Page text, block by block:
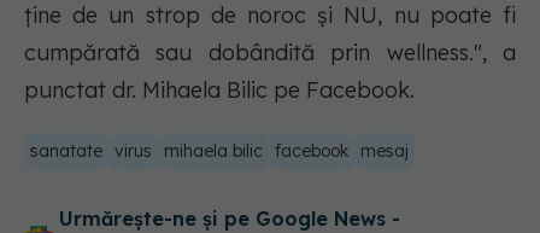
ține de un strop de noroc și NU, nu poate fi
cumpărată sau dobândită prin wellness.", a
punctat dr. Mihaela Bilic pe Facebook.
sanatate virus mihaela bilic facebook mesaj
Urmărește-ne și pe Google News -